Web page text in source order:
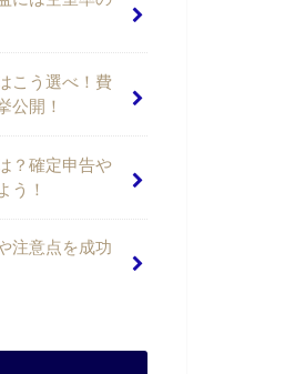
こう選べ！費
公開！
？確定申告や
う！
注意点を成功